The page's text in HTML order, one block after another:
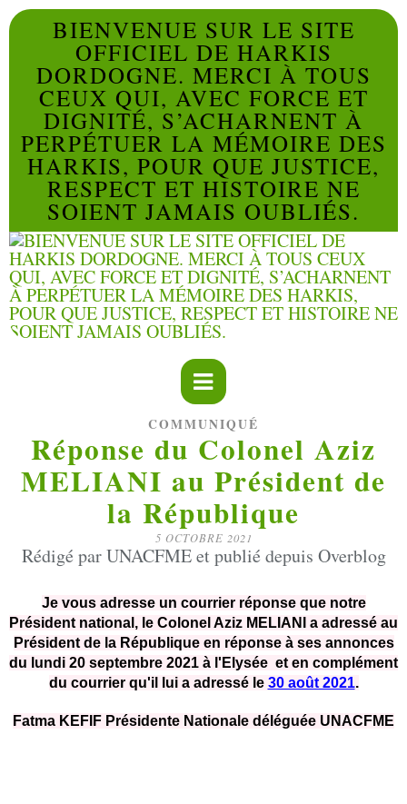
BIENVENUE SUR LE SITE
OFFICIEL DE HARKIS
DORDOGNE. MERCI À TOUS
CEUX QUI, AVEC FORCE ET
DIGNITÉ, S’ACHARNENT À
PERPÉTUER LA MÉMOIRE DES
HARKIS, POUR QUE JUSTICE,
RESPECT ET HISTOIRE NE
SOIENT JAMAIS OUBLIÉS.
COMMUNIQUÉ
Réponse du Colonel Aziz
MELIANI au Président de
la République
5 OCTOBRE 2021
Rédigé par UNACFME et publié depuis Overblog
Je vous adresse un courrier réponse que notre
Président national, le Colonel Aziz MELIANI a adressé au
Président de la République en réponse à ses annonces
du lundi 20 septembre 2021 à l'Elysée et en complément
du courrier qu'il lui a adressé le 30 août 2021.
Fatma KEFIF Présidente Nationale déléguée UNACFME